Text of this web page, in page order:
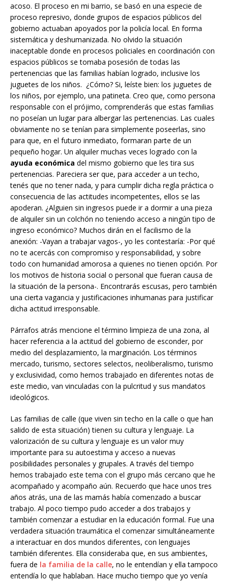
acoso. El proceso en mi barrio, se basó en una especie de
proceso represivo, donde grupos de espacios públicos del
gobierno actuaban apoyados por la policía local. En forma
sistemática y deshumanizada. No olvido la situación
inaceptable donde en procesos policiales en coordinación con
espacios públicos se tomaba posesión de todas las
pertenencias que las familias habían logrado, inclusive los
juguetes de los niños. ¿Cómo? Si, leíste bien: los juguetes de
los niños, por ejemplo, una patineta. Creo que, como persona
responsable con el prójimo, comprenderás que estas familias
no poseían un lugar para albergar las pertenencias. Las cuales
obviamente no se tenían para simplemente poseerlas, sino
para que, en el futuro inmediato, formaran parte de un
pequeño hogar. Un alquiler muchas veces logrado con la
ayuda económica del mismo gobierno que les tira sus
pertenencias. Pareciera ser que, para acceder a un techo,
tenés que no tener nada, y para cumplir dicha regla práctica o
consecuencia de las actitudes incompetentes, ellos se las
apoderan. ¿Alguien sin ingresos puede ir a dormir a una pieza
de alquiler sin un colchón no teniendo acceso a ningún tipo de
ingreso económico? Muchos dirán en el facilismo de la
anexión: -Vayan a trabajar vagos-, yo les contestaría: -Por qué
no te acercás con compromiso y responsabilidad, y sobre
todo con humanidad amorosa a quienes no tienen opción. Por
los motivos de historia social o personal que fueran causa de
la situación de la persona-. Encontrarás escusas, pero también
una cierta vagancia y justificaciones inhumanas para justificar
dicha actitud irresponsable.
Párrafos atrás mencione el término limpieza de una zona, al
hacer referencia a la actitud del gobierno de esconder, por
medio del desplazamiento, la marginación. Los términos
mercado, turismo, sectores selectos, neoliberalismo, turismo
y exclusividad, como hemos trabajado en diferentes notas de
este medio, van vinculadas con la pulcritud y sus mandatos
ideológicos.
Las familias de calle (que viven sin techo en la calle o que han
salido de esta situación) tienen su cultura y lenguaje. La
valorización de su cultura y lenguaje es un valor muy
importante para su autoestima y acceso a nuevas
posibilidades personales y grupales. A través del tiempo
hemos trabajado este tema con el grupo más cercano que he
acompañado y acompaño aún. Recuerdo que hace unos tres
años atrás, una de las mamás había comenzado a buscar
trabajo. Al poco tiempo pudo acceder a dos trabajos y
también comenzar a estudiar en la educación formal. Fue una
verdadera situación traumática el comenzar simultáneamente
a interactuar en dos mundos diferentes, con lenguajes
también diferentes. Ella consideraba que, en sus ambientes,
fuera de la familia de la calle, no le entendían y ella tampoco
entendía lo que hablaban. Hace mucho tiempo que yo venía